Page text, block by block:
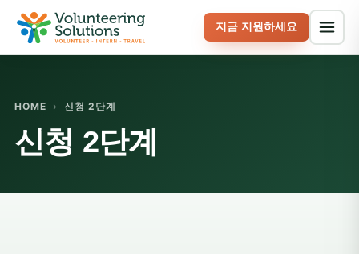
지금 지원하세요
HOME › 신청 2단계
신청 2단계